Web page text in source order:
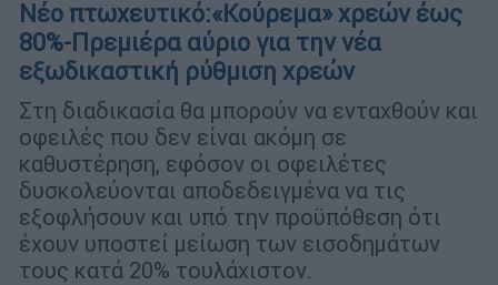
Nέο πτωχευτικό:«Κούρεμα» χρεών έως
80%-Πρεμιέρα αύριο για την νέα
εξωδικαστική ρύθμιση χρεών
Στη διαδικασία θα μπορούν να ενταχθούν και
οφειλές που δεν είναι ακόμη σε
καθυστέρηση, εφόσον οι οφειλέτες
δυσκολεύονται αποδεδειγμένα να τις
εξοφλήσουν και υπό την προϋπόθεση ότι
έχουν υποστεί μείωση των εισοδημάτων
τους κατά 20% τουλάχιστον.